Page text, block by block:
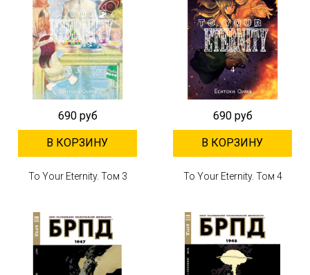
690 руб
В КОРЗИНУ
To Your Eternity. Том 3
690 руб
В КОРЗИНУ
To Your Eternity. Том 4